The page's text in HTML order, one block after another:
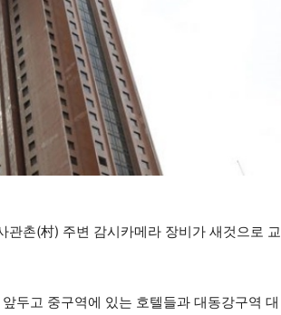
촌(村) 주변 감시카메라 장비가 새것으로 교
두고 중구역에 있는 호텔들과 대동강구역 대